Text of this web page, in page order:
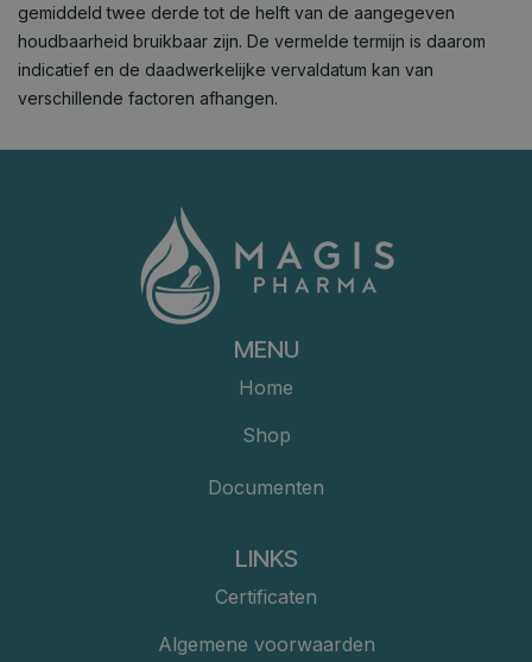
gemiddeld twee derde tot de helft van de aangegeven
houdbaarheid bruikbaar zijn. De vermelde termijn is daarom
indicatief en de daadwerkelijke vervaldatum kan van
verschillende factoren afhangen.
MENU
Home
Shop
Documenten
LINKS
Certificaten
Algemene voorwaarden